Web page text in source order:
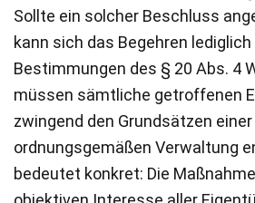
Sollte ein solcher Beschluss
kann sich das Begehren
Bestimmungen des § 20 Abs. 4
müssen sämtliche getroffenen
zwingend den Grundsätzen einer
ordnungsgemäßen Verwaltung
bedeutet konkret: Die